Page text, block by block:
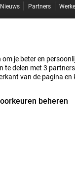
Nieuws Partners
je beter en
te delen met 3
van de pagina
beheren